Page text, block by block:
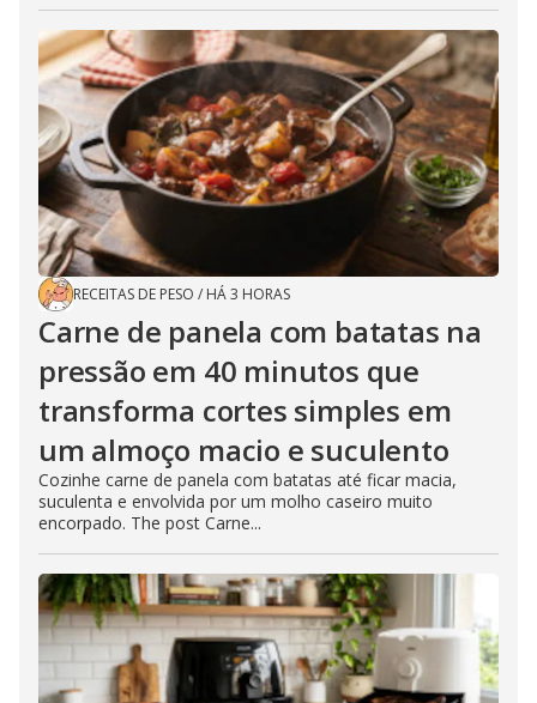
RECEITAS DE PESO / HÁ 3 HORAS
Carne de panela com batatas na
pressão em 40 minutos que
transforma cortes simples em
um almoço macio e suculento
Cozinhe carne de panela com batatas até ficar macia,
suculenta e envolvida por um molho caseiro muito
encorpado. The post Carne...